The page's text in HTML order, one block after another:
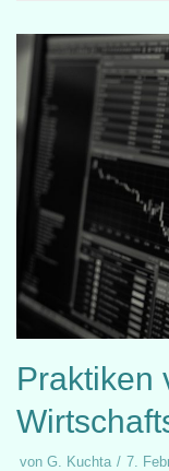
Praktiken
von G. Kuchta 7.